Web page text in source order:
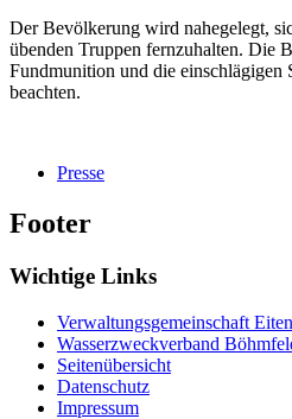
Der Bevölkerung wird nahegelegt,
übenden Truppen fernzuhalten. Die
Fundmunition und die einschlägigen
beachten.
Presse
Footer
Wichtige Links
Verwaltungsgemeinschaft
Wasserzweckverband
Seitenübersicht
Datenschutz
Impressum